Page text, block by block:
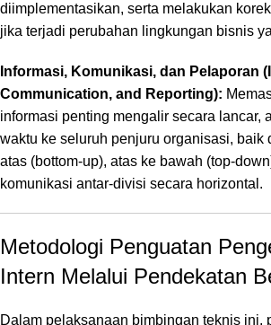
diimplementasikan, serta melakukan
jika terjadi perubahan lingkungan bisnis
Informasi, Komunikasi, dan Pelaporan
Communication, and Reporting):
informasi penting mengalir secara lancar,
waktu ke seluruh penjuru organisasi, baik
atas (bottom-up), atas ke bawah (top-down
komunikasi antar-divisi secara horizontal.
Metodologi Penguatan
Intern Melalui Pendekatan
Dalam pelaksanaan bimbingan teknis ini,